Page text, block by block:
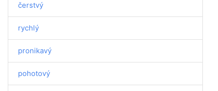
čerstvý
rychlý
pronikavý
pohotový